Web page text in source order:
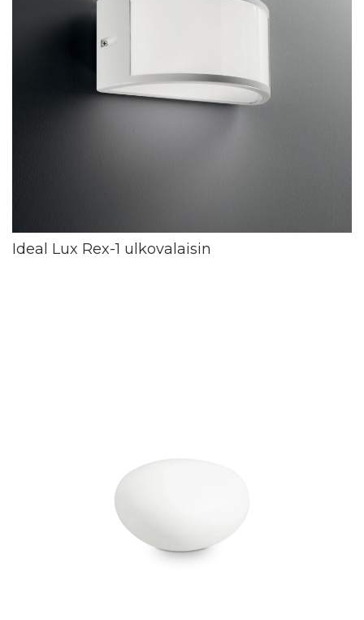
Ideal Lux Rex-1 ulkovalaisin